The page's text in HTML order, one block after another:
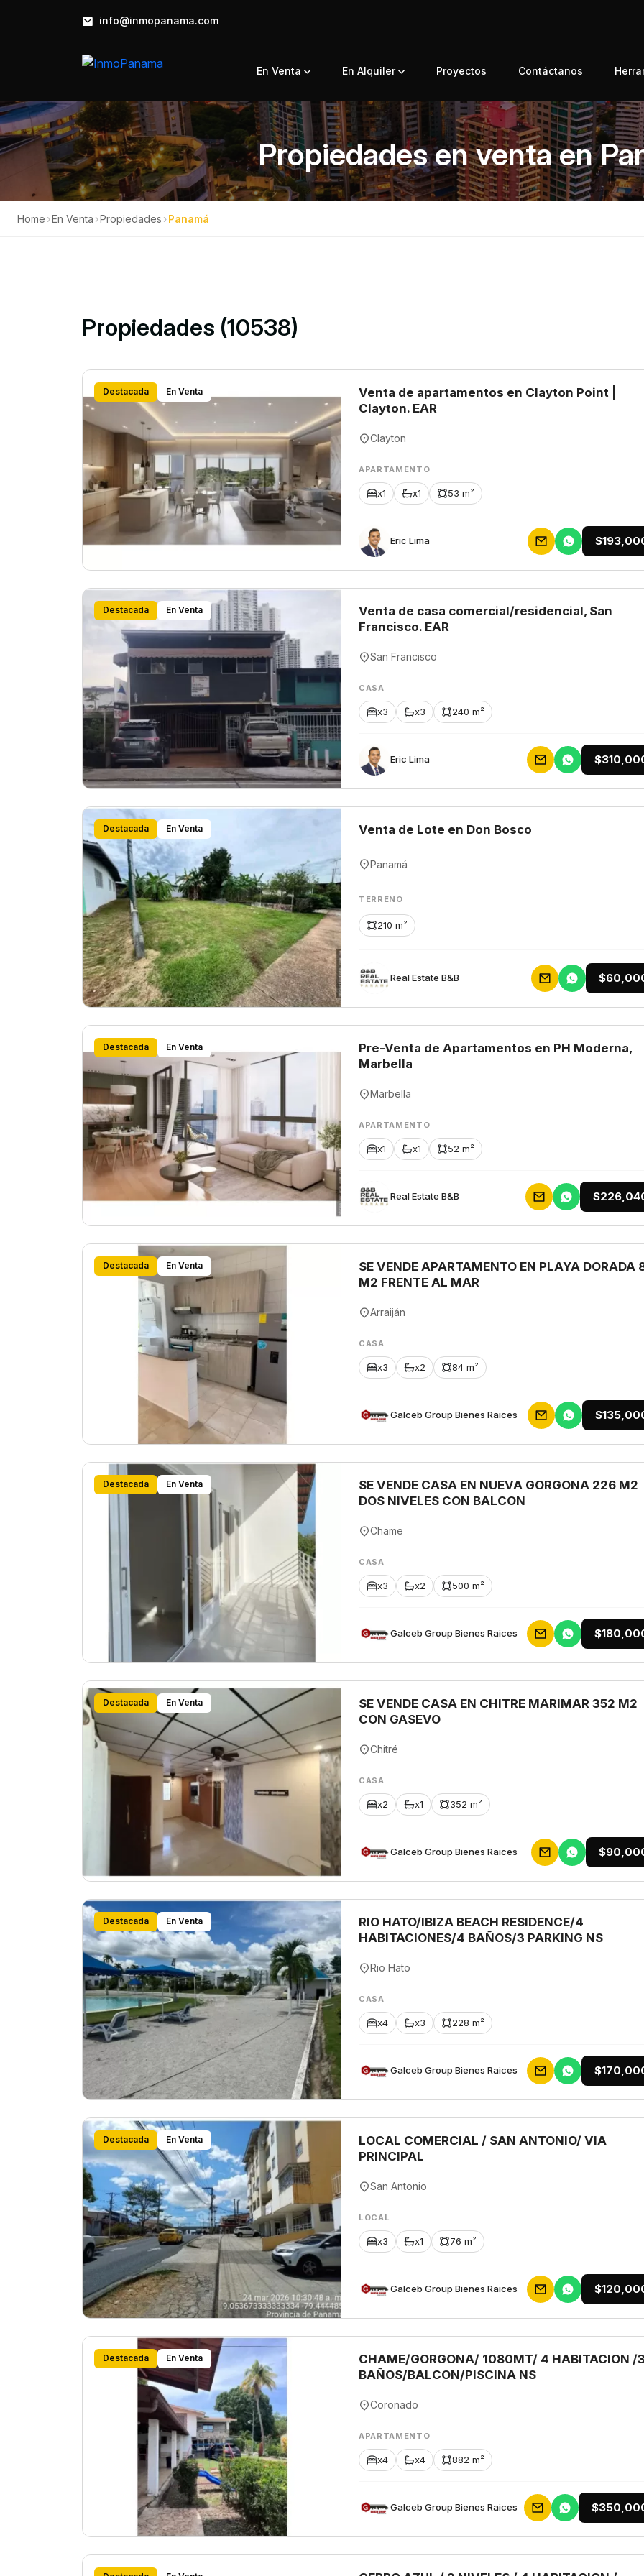
info@inmopanama.com
En Venta En Alquiler Proyectos Contáctanos
Propiedades en venta en
Home ›En Venta ›Propiedades ›Panamá
Propiedades (10538)
Destacada En Venta
Venta de apartamentos en Clayton Point |
Clayton. EAR
Clayton
APARTAMENTO
x1 x1 53 m²
Eric Lima
Destacada En Venta
Venta de casa comercial/residencial, San
Francisco. EAR
San Francisco
CASA
x3 x3 240 m²
Eric Lima
Destacada En Venta Venta de Lote en Don Bosco
Panamá
TERRENO
210 m²
Rеаl Еstаtе В&В
Destacada En Venta
Pre-Venta de Apartamentos en PH Moderna,
Marbella
Marbella
APARTAMENTO
x1 x1 52 m²
Rеаl Еstаtе В&В
Destacada En Venta
SE VENDE APARTAMENTO EN PLAYA DORADA
M2 FRENTE AL MAR
Arraiján
CASA
x3 x2 84 m²
Galceb Group Bienes Raices
Destacada En Venta
SE VENDE CASA EN NUEVA GORGONA 226 M2
DOS NIVELES CON BALCON
Chame
CASA
x3 x2 500 m²
Galceb Group Bienes Raices
Destacada En Venta
SE VENDE CASA EN CHITRE MARIMAR 352 M2
CON GASEVO
Chitré
CASA
x2 x1 352 m²
Galceb Group Bienes Raices
Destacada En Venta
RIO HATO/IBIZA BEACH RESIDENCE/4
HABITACIONES/4 BAÑOS/3 PARKING NS
Rio Hato
CASA
x4 x3 228 m²
Galceb Group Bienes Raices
Destacada En Venta
LOCAL COMERCIAL / SAN ANTONIO/ VIA
PRINCIPAL
San Antonio
LOCAL
x3 x1 76 m²
Galceb Group Bienes Raices
Destacada En Venta
CHAME/GORGONA/ 1080MT/ 4 HABITACION /
BAÑOS/BALCON/PISCINA NS
Coronado
APARTAMENTO
x4 x4 882 m²
Galceb Group Bienes Raices